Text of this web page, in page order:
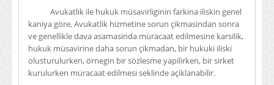
Avukatlik ile hukuk müsavirliginin farkina iliskin genel
kaniya göre, Avukatlik hizmetine sorun çikmasindan sonra
ve genellikle dava asamasinda müracaat edilmesine karsilik,
hukuk müsavirine daha sorun çikmadan, bir hukuki iliski
olusturulurken, örnegin bir sözlesme yapilirken, bir sirket
kurulurken müracaat edilmesi seklinde açiklanabilir.